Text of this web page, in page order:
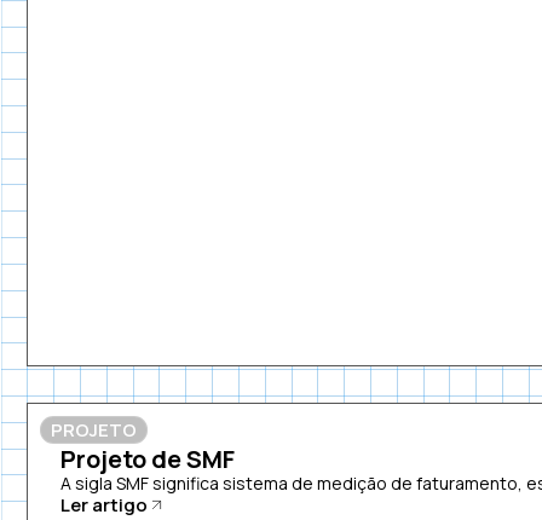
PROJETO
Projeto de SMF
A sigla SMF significa sistema de medição de faturamento,
Ler artigo